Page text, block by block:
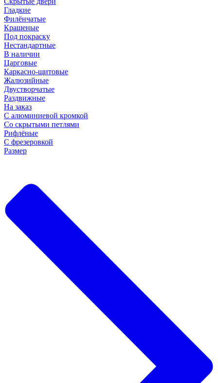
Гладкие
Филёнчатые
Крашеные
Под покраску
Нестандартные
В наличии
Царговые
Каркасно-щитовые
Жалюзийные
Двустворчатые
Раздвижные
На заказ
С алюминиевой кромкой
Со скрытыми петлями
Рифлёные
С фрезеровкой
Размер